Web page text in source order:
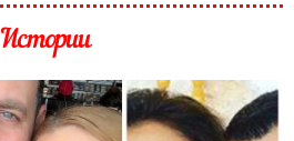
Истории